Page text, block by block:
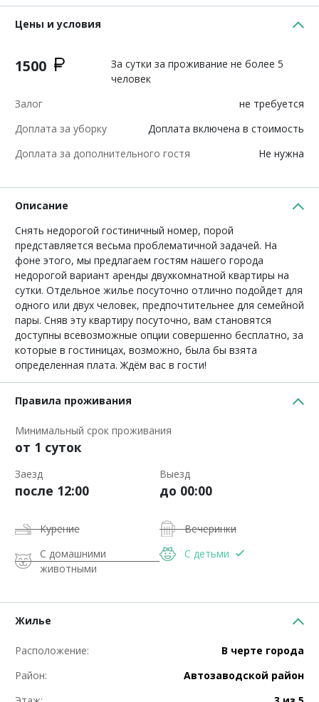
Цены и условия
1500
За сутки за проживание не более 5
человек
Залог
не требуется
Доплата за уборку
Доплата включена в стоимость
Доплата за дополнительного гостя
Не нужна
Описание
Снять недорогой гостиничный номер, порой
представляется весьма проблематичной задачей. На
фоне этого, мы предлагаем гостям нашего города
недорогой вариант аренды двухкомнатной квартиры на
сутки. Отдельное жилье посуточно отлично подойдет для
одного или двух человек, предпочтительнее для семейной
пары. Сняв эту квартиру посуточно, вам становятся
доступны всевозможные опции совершенно бесплатно, за
которые в гостиницах, возможно, была бы взята
определенная плата. Ждём вас в гости!
Правила проживания
Минимальный срок проживания
от 1 суток
Заезд
после 12:00
Выезд
до 00:00
Курение
Вечеринки
С домашними
животными
С детьми
Жилье
Расположение:
В черте города
Район:
Автозаводской район